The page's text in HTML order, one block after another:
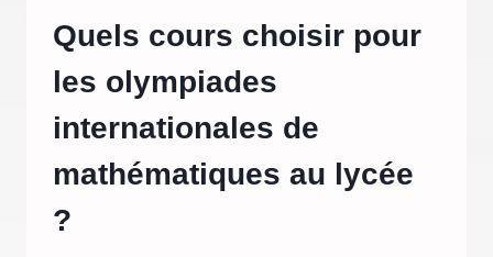
Quels cours choisir pour
les olympiades
internationales de
mathématiques au lycée
?